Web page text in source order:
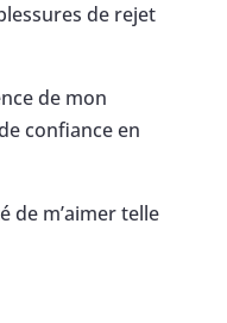
de rejet
de mon
confiance en
de m’aimer telle